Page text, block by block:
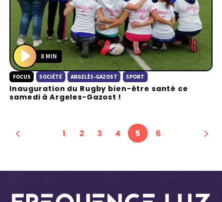
P
l
a
8 MIN
FOCUS SOCIÉTÉ ARGELÈS-GAZOST SPORT
Inauguration du Rugby bien-être santé ce
samedi à Argeles-Gazost !
1 2 3 4 5 6